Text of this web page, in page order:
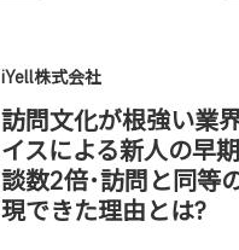
iYell株式会社
訪問文化が根強い業
イスによる新人の早
談数2倍･訪問と同等
現できた理由とは?